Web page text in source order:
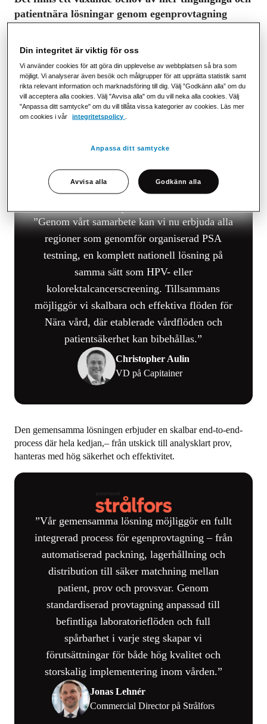
patientnära lösningar genom egenprovtagning
helhetslösning för automatiserad egenprovtagning.
Lösningen gör det möjligt för patienter att ta
prover hemma, med bibehållen kvalitet,
spårbarhet och laboratoriestandard.
Capitainers CE-märkta provtagningskort för standardiserad
Genom vårt samarbete kan vi nu erbjuda alla
regioner som genomför organiserad PSA
testning, en komplett nationell lösning på
samma sätt som HPV- eller
kolorektalcancerscreening. Tillsammans
möjliggör vi skalbara och effektiva flöden för
Nära vård, där etablerade vårdflöden och
patientsäkerhet kan bibehållas.
Christopher Aulin
VD på Capitainer
Den gemensamma lösningen erbjuder en skalbar end-to-end-
process där hela kedjan,– från utskick till analysklart prov,
hanteras med hög säkerhet och effektivitet.
Vår gemensamma lösning möjliggör en fullt
integrerad process för egenprovtagning – från
automatiserad packning, lagerhållning och
distribution till säker matchning mellan
patient, prov och provsvar. Genom
standardiserad provtagning anpassad till
befintliga laboratorieflöden och full
spårbarhet i varje steg skapar vi
förutsättningar för både hög kvalitet och
storskalig implementering inom vården.
Jonas Lehnér
Commercial Director på Strålfors
Din integritet är viktig för oss
Vi använder cookies för att göra din upplevelse av webbplatsen så bra som
möjligt. Vi analyserar även besök och målgrupper för att upprätta statistik samt
rikta relevant information och marknadsföring till dig. Välj ”Godkänn alla” om du
vill acceptera alla cookies. Välj "Avvisa alla" om du vill neka alla cookies. Välj
"Anpassa ditt samtycke" om du vill tillåta vissa kategorier av cookies. Läs mer
om cookies i vår
integritetspolicy
Anpassa ditt samtycke
Avvisa alla Godkänn alla